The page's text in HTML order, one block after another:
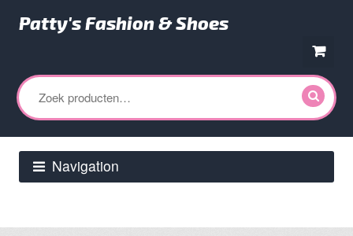
naar
navigatie
naar
de
inhoud
Patty's Fashion & Shoes
Zoeken
naar:
Navigation